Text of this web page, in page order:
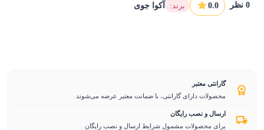
آکوا جوی :برند 0.0 0 نظر
گارانتی معتبر
محصولات دارای گارانتی، با ضمانت معتبر عرضه می‌شوند
ارسال و نصب رایگان
برای محصولات مشمول شرایط ارسال و نصب رایگان